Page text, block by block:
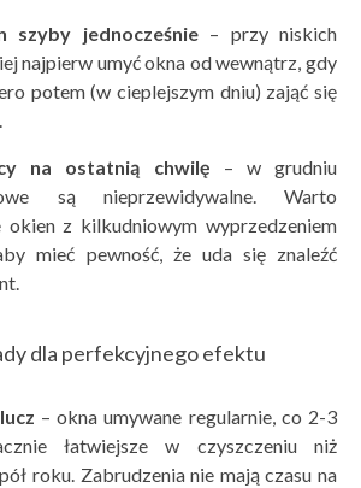
szyby jednocześnie– przy niskich
najpierw umyć okna od wewnątrz, gdy
potem (w cieplejszym dniu) zająć się
na ostatnią chwilę – w grudniu
są nieprzewidywalne. Warto
okien z kilkudniowym wyprzedzeniem
mieć pewność, że uda się znaleźć
dla perfekcyjnego efektu
– okna umywane regularnie, co 2-3
łatwiejsze w czyszczeniu niż
roku. Zabrudzenia nie mają czasu na